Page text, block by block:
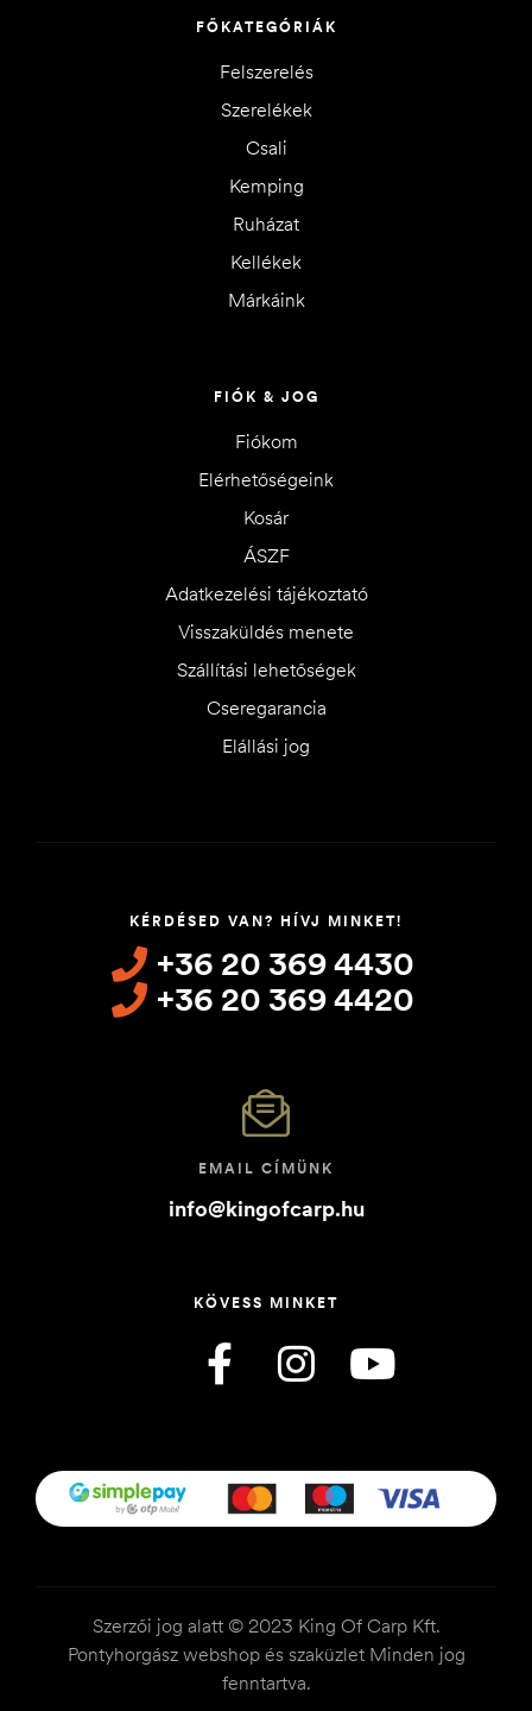
FŐKATEGÓRIÁK
Felszerelés
Szerelékek
Csali
Kemping
Ruházat
Kellékek
Márkáink
FIÓK & JOG
Fiókom
Elérhetőségeink
Kosár
ÁSZF
Adatkezelési tájékoztató
Visszaküldés menete
Szállítási lehetőségek
Cseregarancia
Elállási jog
KÉRDÉSED VAN? HÍVJ MINKET!
+36 20 369 4430
+36 20 369 4420
EMAIL CÍMÜNK
info@kingofcarp.hu
KÖVESS MINKET
Szerzői jog alatt © 2023 King Of Carp Kft.
Pontyhorgász webshop és szaküzlet Minden jog
fenntartva.